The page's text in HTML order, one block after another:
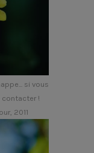
si vous
contacter !
2011